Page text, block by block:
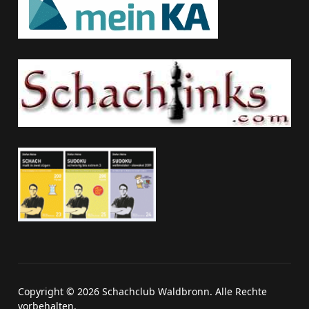
Copyright © 2026 Schachclub Waldbronn. Alle Rechte
vorbehalten.